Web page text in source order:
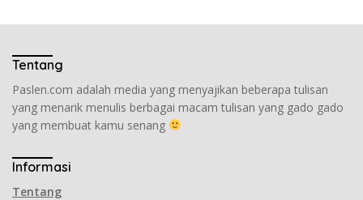
Tentang
Paslen.com adalah media yang menyajikan beberapa tulisan
yang menarik menulis berbagai macam tulisan yang gado gado
yang membuat kamu senang
Informasi
Tentang